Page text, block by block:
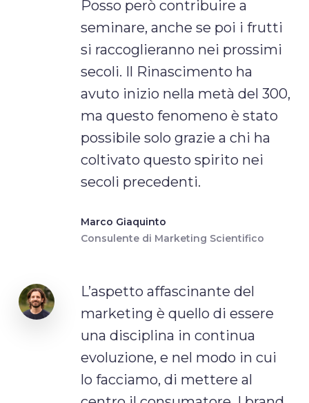
Posso però contribuire a
seminare, anche se poi i frutti
si raccoglieranno nei prossimi
secoli. Il Rinascimento ha
avuto inizio nella metà del 300,
ma questo fenomeno è stato
possibile solo grazie a chi ha
coltivato questo spirito nei
secoli precedenti.
Marco Giaquinto
Consulente di Marketing Scientifico
L’aspetto affascinante del
marketing è quello di essere
una disciplina in continua
evoluzione, e nel modo in cui
lo facciamo, di mettere al